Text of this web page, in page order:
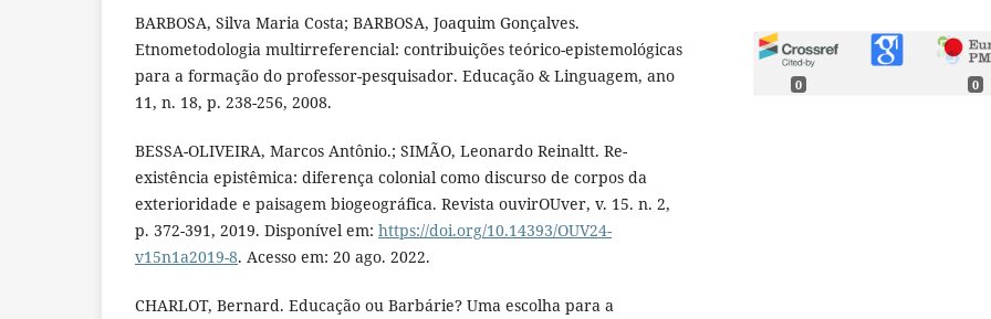
BARBOSA, Silva Maria Costa; BARBOSA, Joaquim Gonçalves.
Etnometodologia multirreferencial: contribuições teórico-epistemológicas
para a formação do professor-pesquisador. Educação & Linguagem, ano
11, n. 18, p. 238-256, 2008.
BESSA-OLIVEIRA, Marcos Antônio.; SIMÃO, Leonardo Reinaltt. Re-
existência epistêmica: diferença colonial como discurso de corpos da
exterioridade e paisagem biogeográfica. Revista ouvirOUver, v. 15. n. 2,
p. 372-391, 2019. Disponível em: https://doi.org/10.14393/OUV24-
v15n1a2019-8. Acesso em: 20 ago. 2022.
CHARLOT, Bernard. Educação ou Barbárie? Uma escolha para a
0 0